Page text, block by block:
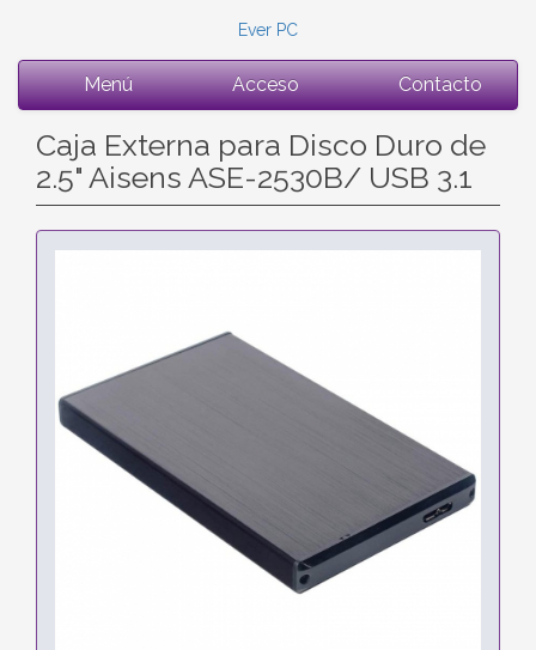
Ever PC
Menú Acceso Contacto
Caja Externa para Disco Duro de
2.5" Aisens ASE-2530B/ USB 3.1